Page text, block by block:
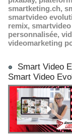
smartketing.ch,
smartvideo
remix,
personnalisée,
videomarketing
Smart Video
Smart Video